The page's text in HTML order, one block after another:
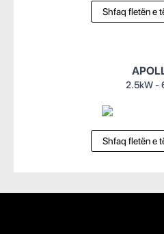
Shfaq fletën e
2.5kW -
Shfaq fletën e